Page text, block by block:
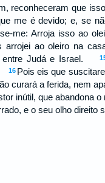
reconheceram que
me é devido; e, se
me: Arroja isso ao
arrojei ao oleiro na
entre Judá e Israel.
16 Pois eis que
curará a ferida, nem
inútil, que abandona
e o seu olho direito